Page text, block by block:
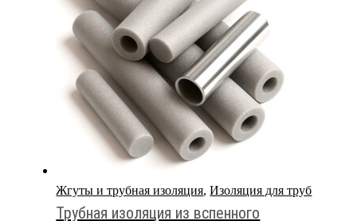
Жгуты и трубная изоляция,Изоляция для труб
Трубная изоляция из вспенного